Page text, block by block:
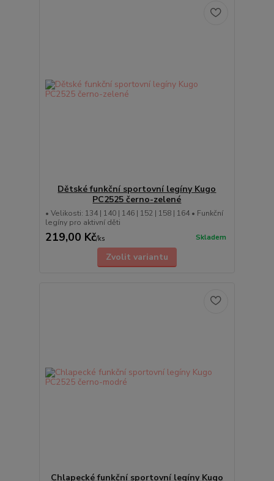
Dětské funkční sportovní legíny Kugo
PC2525 černo-zelené
• Velikosti: 134 | 140 | 146 | 152 | 158 | 164 • Funkční
legíny pro aktivní děti
219,00 Kč/ks Skladem
Zvolit variantu
Chlapecké funkční sportovní legíny Kugo